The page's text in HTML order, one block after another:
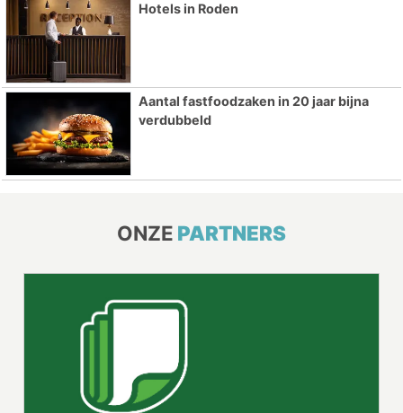
Hotels in Roden
Aantal fastfoodzaken in 20 jaar bijna
verdubbeld
ONZE PARTNERS